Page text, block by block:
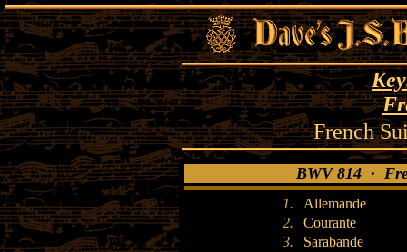
French
BWV 814 ·
1.
Allemande
2.
Courante
3.
Sarabande